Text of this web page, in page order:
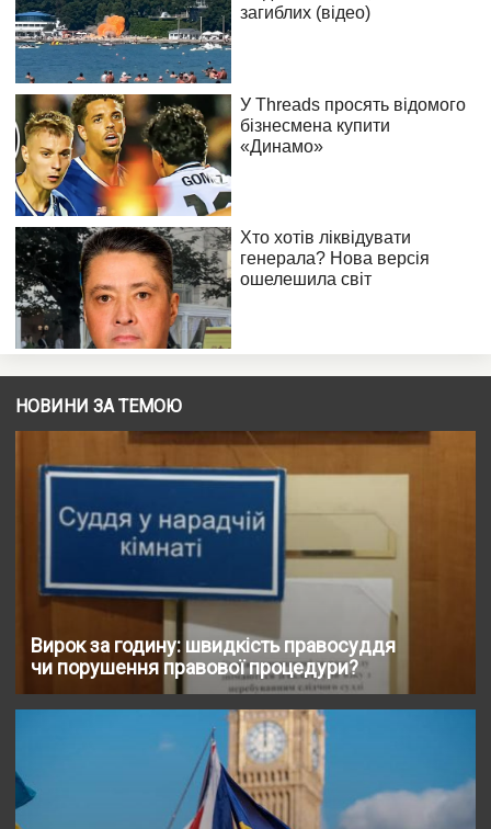
НОВИНИ ЗА ТЕМОЮ
Вирок за годину: швидкість правосуддя
чи порушення правової процедури?